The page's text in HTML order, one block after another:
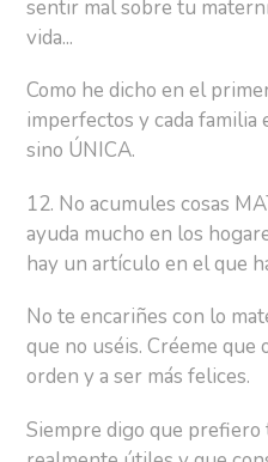
sentir mal sobre tu
vida...
Como he dicho en el
imperfectos y cada familia
sino ÚNICA.
12. No acumules cosas
ayuda mucho en los
hay un artículo en el que
No te encariñes con lo
que no uséis. Créeme que
orden y a ser más felices.
Siempre digo que